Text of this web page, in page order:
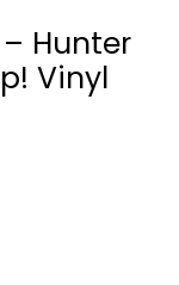
Hunter
Vinyl